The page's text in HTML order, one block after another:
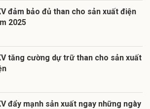
đảm bảo đủ than cho sản xuất điện
2025
tăng cường dự trữ than cho sản xuất
đẩy mạnh sản xuất ngay những ngày